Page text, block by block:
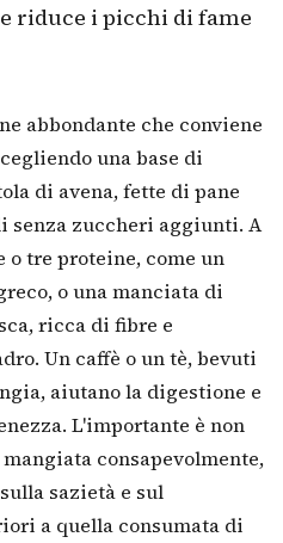
riduce i picchi di fame
abbondante che conviene
una base di
di avena, fette di pane
senza zuccheri aggiunti. A
o tre proteine, come un
o una manciata di
ricca di fibre e
Un caffè o un tè, bevuti
aiutano la digestione e
L'importante è non
consapevolmente,
sazietà e sul
a quella consumata di